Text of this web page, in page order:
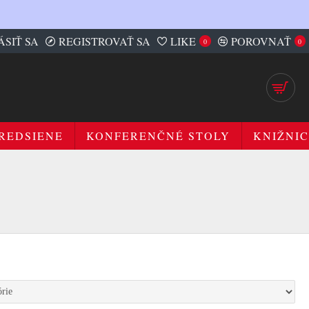
SA REGISTROVAŤ SA LIKE 0 POROVNAŤ 0
KONFERENČNÉ STOLY